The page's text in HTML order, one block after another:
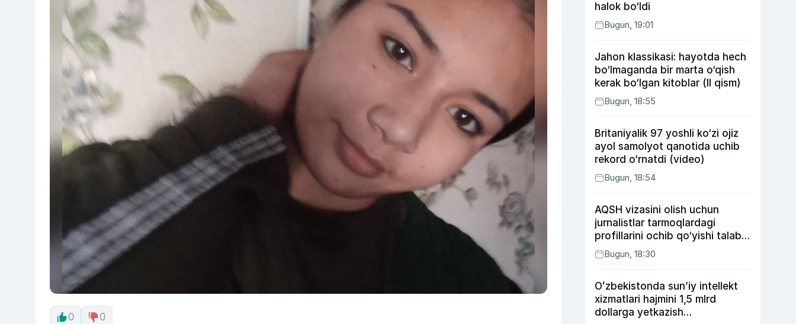
0 0
halok bo‘ldi
Bugun, 19:01
Jahon klassikasi: hayotda hech
bo‘lmaganda bir marta o‘qish
kerak bo‘lgan kitoblar (II qism)
Bugun, 18:55
Britaniyalik 97 yoshli ko‘zi ojiz
ayol samolyot qanotida uchib
rekord o‘rnatdi (video)
Bugun, 18:54
AQSH vizasini olish uchun
jurnalistlar tarmoqlardagi
profillarini ochib qo‘yishi talab
etilishi mumkin
Bugun, 18:30
Oʻzbekistonda sunʼiy intellekt
xizmatlari hajmini 1,5 mlrd
dollarga yetkazish